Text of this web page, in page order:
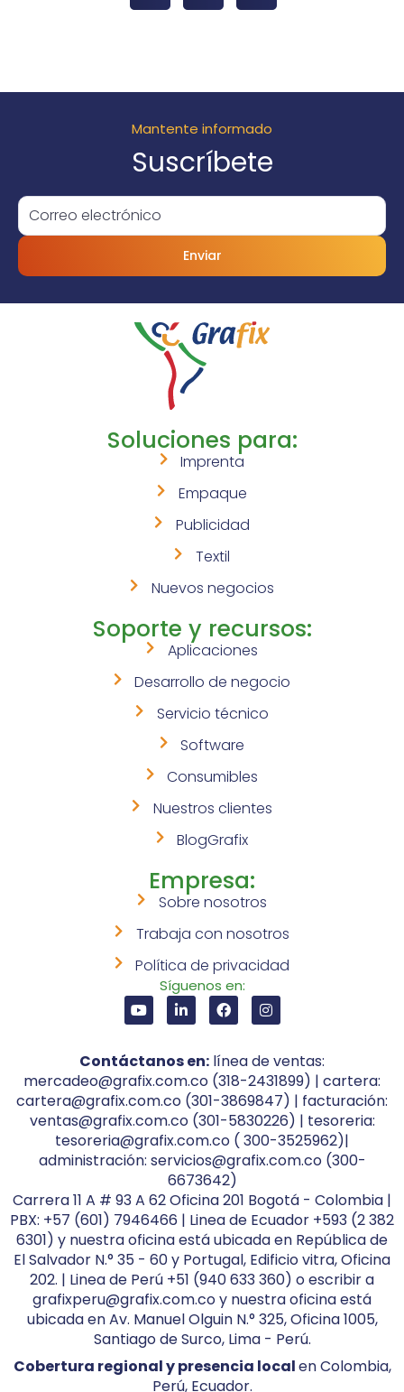
Mantente informado
Suscríbete
Enviar
Soluciones para:
Imprenta
Empaque
Publicidad
Textil
Nuevos negocios
Soporte y recursos:
Aplicaciones
Desarrollo de negocio
Servicio técnico
Software
Consumibles
Nuestros clientes
BlogGrafix
Empresa:
Sobre nosotros
Trabaja con nosotros
Política de privacidad
Síguenos en:
Contáctanos en: línea de ventas:
mercadeo@grafix.com.co (318-2431899) | cartera:
cartera@grafix.com.co (301-3869847) | facturación:
ventas@grafix.com.co (301-5830226) | tesoreria:
tesoreria@grafix.com.co ( 300-3525962)|
administración: servicios@grafix.com.co (300-
6673642)
Carrera 11 A # 93 A 62 Oficina 201 Bogotá - Colombia |
PBX: +57 (601) 7946466 | Linea de Ecuador +593 (2 382
6301) y nuestra oficina está ubicada en República de
El Salvador N.° 35 - 60 y Portugal, Edificio vitra, Oficina
202. | Linea de Perú +51 (940 633 360) o escribir a
grafixperu@grafix.com.co y nuestra oficina está
ubicada en Av. Manuel Olguin N.° 325, Oficina 1005,
Santiago de Surco, Lima - Perú.
Cobertura regional y presencia localen Colombia,
Perú, Ecuador.